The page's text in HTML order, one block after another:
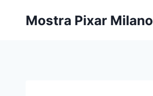
Mostra Pixar Milano